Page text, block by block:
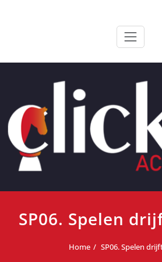
ClickerAcademie
SP06. Spelen
Home SP06. Spelen